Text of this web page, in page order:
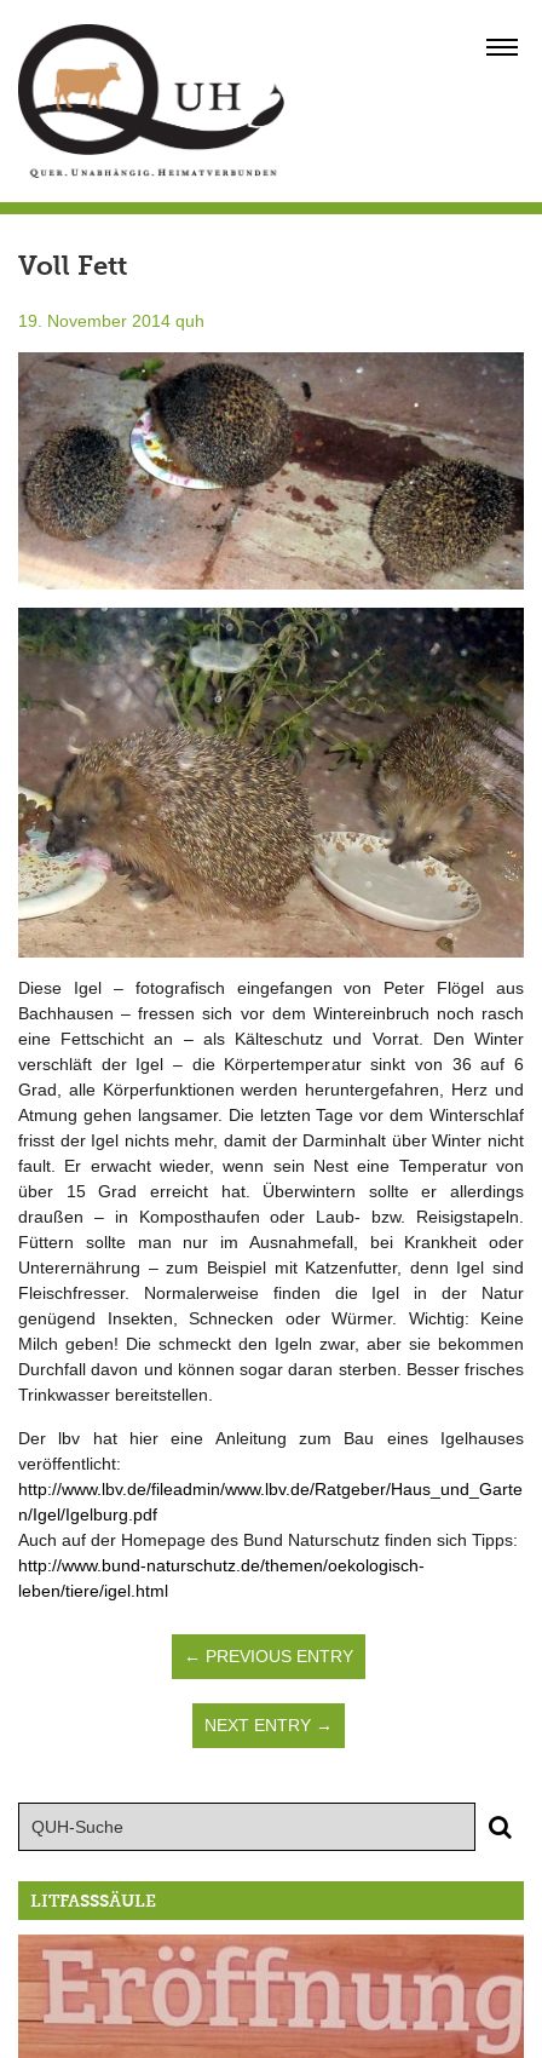
content
Voll Fett
19. November 2014 quh
Diese Igel – fotografisch eingefangen von Peter Flögel aus
Bachhausen – fressen sich vor dem Wintereinbruch noch rasch
eine Fettschicht an – als Kälteschutz und Vorrat. Den Winter
verschläft der Igel – die Körpertemperatur sinkt von 36 auf 6
Grad, alle Körperfunktionen werden heruntergefahren, Herz und
Atmung gehen langsamer. Die letzten Tage vor dem Winterschlaf
frisst der Igel nichts mehr, damit der Darminhalt über Winter nicht
fault. Er erwacht wieder, wenn sein Nest eine Temperatur von
über 15 Grad erreicht hat. Überwintern sollte er allerdings
draußen – in Komposthaufen oder Laub- bzw. Reisigstapeln.
Füttern sollte man nur im Ausnahmefall, bei Krankheit oder
Unterernährung – zum Beispiel mit Katzenfutter, denn Igel sind
Fleischfresser. Normalerweise finden die Igel in der Natur
genügend Insekten, Schnecken oder Würmer. Wichtig: Keine
Milch geben! Die schmeckt den Igeln zwar, aber sie bekommen
Durchfall davon und können sogar daran sterben. Besser frisches
Trinkwasser bereitstellen.
Der lbv hat hier eine Anleitung zum Bau eines Igelhauses
veröffentlicht:
http://www.lbv.de/fileadmin/www.lbv.de/Ratgeber/Haus_und_Garte
n/Igel/Igelburg.pdf
Auch auf der Homepage des Bund Naturschutz finden sich Tipps:
http://www.bund-naturschutz.de/themen/oekologisch-
leben/tiere/igel.html
← PREVIOUS ENTRY
NEXT ENTRY →
LITFASSSÄULE